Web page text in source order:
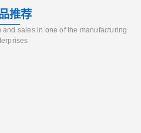
推荐
sales in one of the manufacturing